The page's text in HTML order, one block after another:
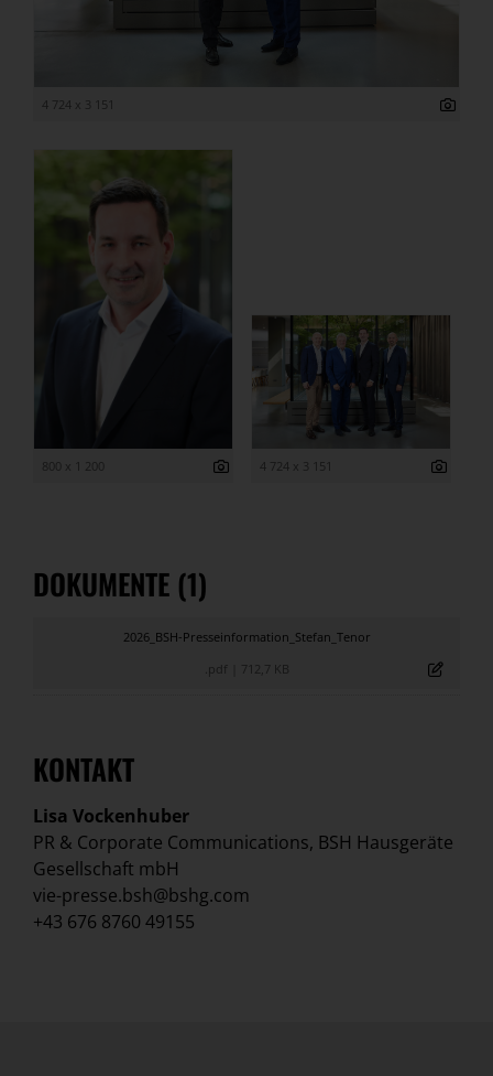
4 724 x 3 151
800 x 1 200 4 724 x 3 151
DOKUMENTE (1)
2026_BSH-Presseinformation_Stefan_Tenor
.pdf
712,7 KB
KONTAKT
Lisa Vockenhuber
PR & Corporate Communications, BSH Hausgeräte
Gesellschaft mbH
vie-presse.bsh@bshg.com
+43 676 8760 49155